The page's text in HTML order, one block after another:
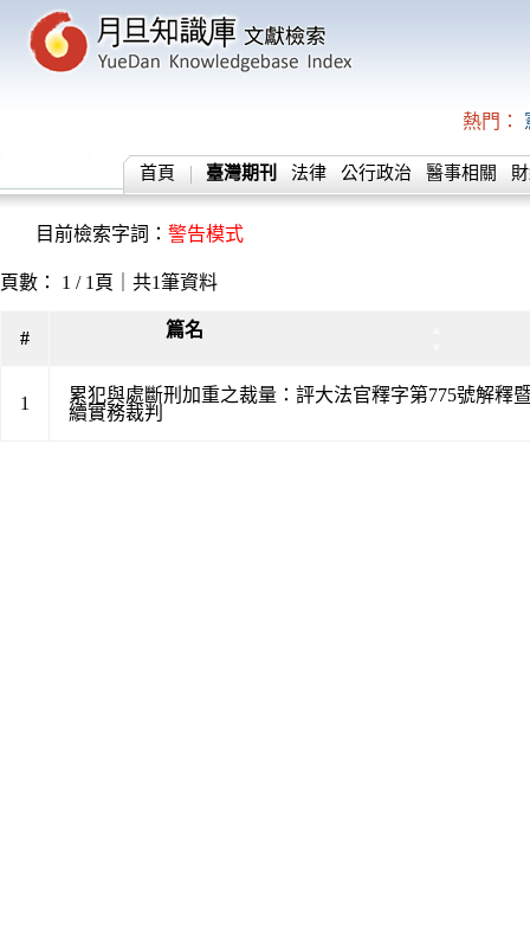
熱門：
首頁 臺灣期刊 法律 公行政治 醫事相關
目前檢索字詞： 警告模式
頁數： 1 / 1頁｜共1筆資料
# 篇名
1
累犯與處斷刑加重之裁量：評大法官釋字第775號解釋
續實務裁判